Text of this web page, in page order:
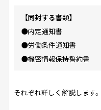
【同封する書類】
●内定通知書
●労働条件通知書
●機密情報保持誓約書
それぞれ詳しく解説します。